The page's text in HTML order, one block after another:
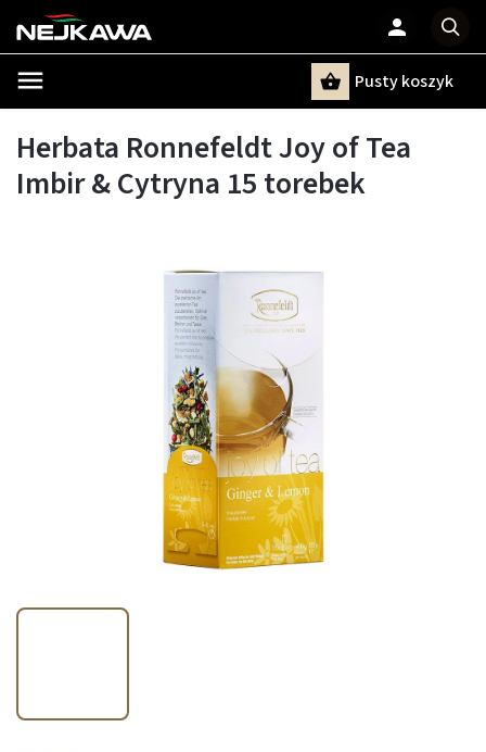
Pusty koszyk
Herbata Ronnefeldt Joy of Tea
Imbir & Cytryna 15 torebek